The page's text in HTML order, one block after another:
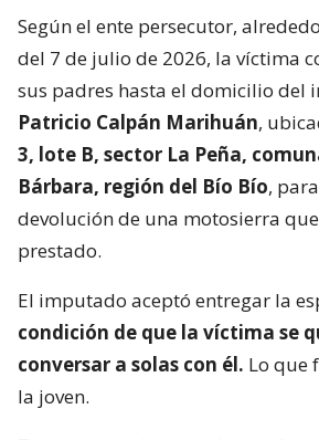
Según el ente persecutor,
del 7 de julio de 2026, la víctima
sus padres hasta el domicilio del
Patricio Calpán Marihuán,
3, lote B, sector La Peña,
Bárbara, región del Bío Bío,
devolución de una motosierra
prestado.
El imputado aceptó entregar la
condición de que la víctima se
conversar a solas con él. Lo que
la joven.